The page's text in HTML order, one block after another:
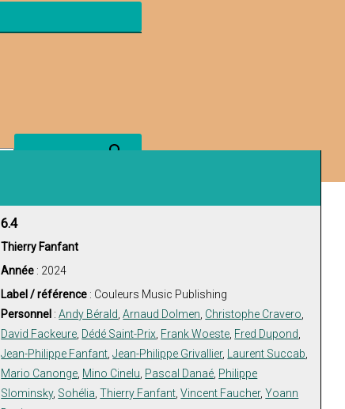
Search Button
6.4
Thierry Fanfant
Année : 2024
Label / référence : Couleurs Music Publishing
Personnel :Andy Bérald ,Arnaud Dolmen Christophe Cravero
David Fackeure Dédé Saint-Prix Frank Woeste Fred Dupond
Jean-Philippe Fanfant ,Jean-Philippe Grivallier, Laurent Succab
Mario Canonge Mino Cinelu Pascal Danaé Philippe
Slominsky, Sohélia ,Thierry Fanfant ,Vincent Faucher,Yoann